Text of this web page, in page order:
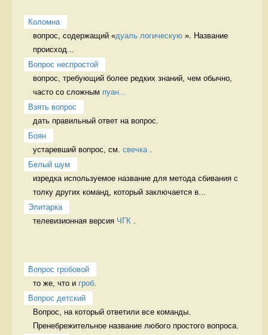
Коломна
вопрос, содержащий «дуаль логическую ». Название
происход...
Вопрос неспростой
вопрос, требующий более редких знаний, чем обычно,
часто со сложным пуан...
Взять вопрос
дать правильный ответ на вопрос.
Боян
устаревший вопрос, см. свечка
Белый шум
изредка используемое название для метода сбивания с
толку других команд, который заключается в...
Элитарка
телевизионная версия ЧГК
Вопрос гробовой
то же, что и гроб
Вопрос детский
Вопрос, на который ответили все команды.
Пренебрежительное название любого простого вопроса.